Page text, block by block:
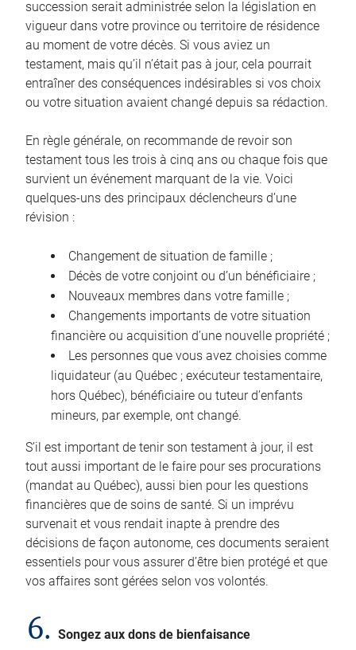
succession serait administrée selon la législation en
vigueur dans votre province ou territoire de résidence
au moment de votre décès. Si vous aviez un
testament, mais qu’il n’était pas à jour, cela pourrait
entraîner des conséquences indésirables si vos choix
ou votre situation avaient changé depuis sa rédaction.
En règle générale, on recommande de revoir son
testament tous les trois à cinq ans ou chaque fois que
survient un événement marquant de la vie. Voici
quelques-uns des principaux déclencheurs d’une
révision :
Changement de situation de famille ;
Décès de votre conjoint ou d’un bénéficiaire ;
Nouveaux membres dans votre famille ;
Changements importants de votre situation
financière ou acquisition d’une nouvelle propriété ;
Les personnes que vous avez choisies comme
liquidateur (au Québec ; exécuteur testamentaire,
hors Québec), bénéficiaire ou tuteur d’enfants
mineurs, par exemple, ont changé.
S’il est important de tenir son testament à jour, il est
tout aussi important de le faire pour ses procurations
(mandat au Québec), aussi bien pour les questions
financières que de soins de santé. Si un imprévu
survenait et vous rendait inapte à prendre des
décisions de façon autonome, ces documents seraient
essentiels pour vous assurer d’être bien protégé et que
vos affaires sont gérées selon vos volontés.
6. Songez aux dons de bienfaisance